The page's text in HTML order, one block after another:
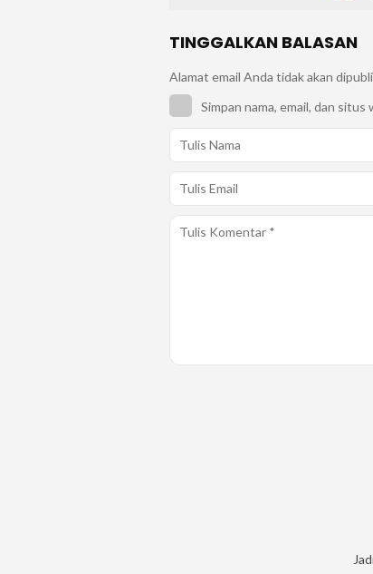
TINGGALKAN BALASAN
Alamat email Anda tidak akan
Simpan nama, email, dan